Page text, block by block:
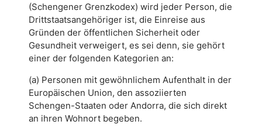
(Schengener Grenzkodex) wird jeder Person, die
Drittstaatsangehöriger ist, die Einreise aus
Gründen der öffentlichen Sicherheit oder
Gesundheit verweigert, es sei denn, sie gehört
einer der folgenden Kategorien an:
(a) Personen mit gewöhnlichem Aufenthalt in der
Europäischen Union, den assoziierten
Schengen-Staaten oder Andorra, die sich direkt
an ihren Wohnort begeben.